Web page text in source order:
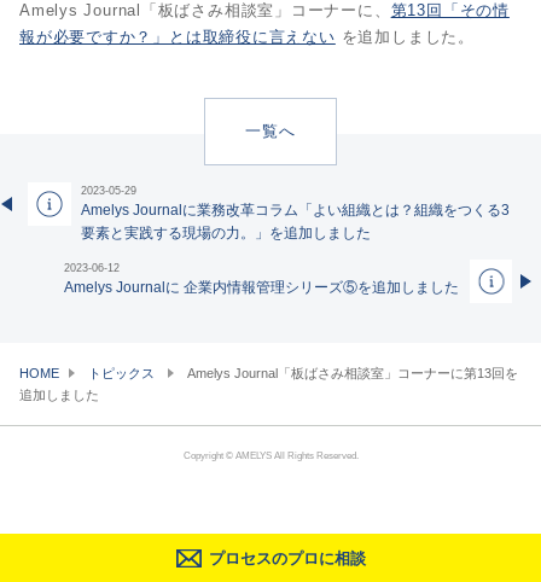
プロセスのプロに相談
Amelys Journal「板ばさみ相談室」コーナーに、 第13回「その情
報が必要ですか？」とは取締役に言えない を追加しました。
一覧へ
2023-05-29
Amelys Journalに業務改革コラム「よい組織とは？組織をつくる3
要素と実践する現場の力。」を追加しました
2023-06-12
Amelys Journalに 企業内情報管理シリーズ⑤を追加しました
HOME トピックス
Amelys Journal「板ばさみ相談室」コーナーに第13回を
追加しました
Copyright © AMELYS All Rights Reserved.